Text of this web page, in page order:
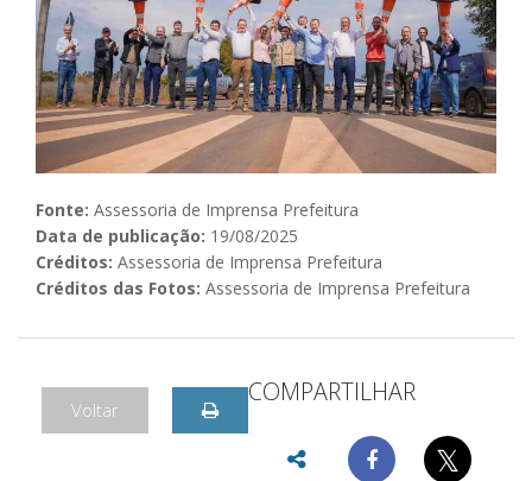
Fonte: Assessoria de Imprensa Prefeitura
Data de publicação: 19/08/2025
Créditos: Assessoria de Imprensa Prefeitura
Créditos das Fotos: Assessoria de Imprensa Prefeitura
Voltar
COMPARTILHAR
𝕏